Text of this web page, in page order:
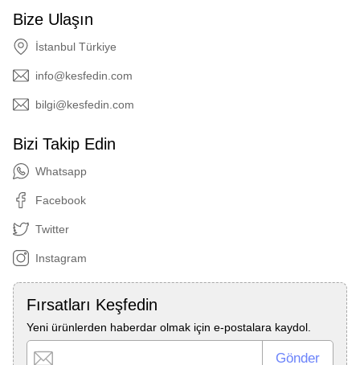
Bize Ulaşın
İstanbul Türkiye
info@kesfedin.com
bilgi@kesfedin.com
Bizi Takip Edin
Whatsapp
Facebook
Twitter
Instagram
Fırsatları Keşfedin
Yeni ürünlerden haberdar olmak için e-postalara kaydol.